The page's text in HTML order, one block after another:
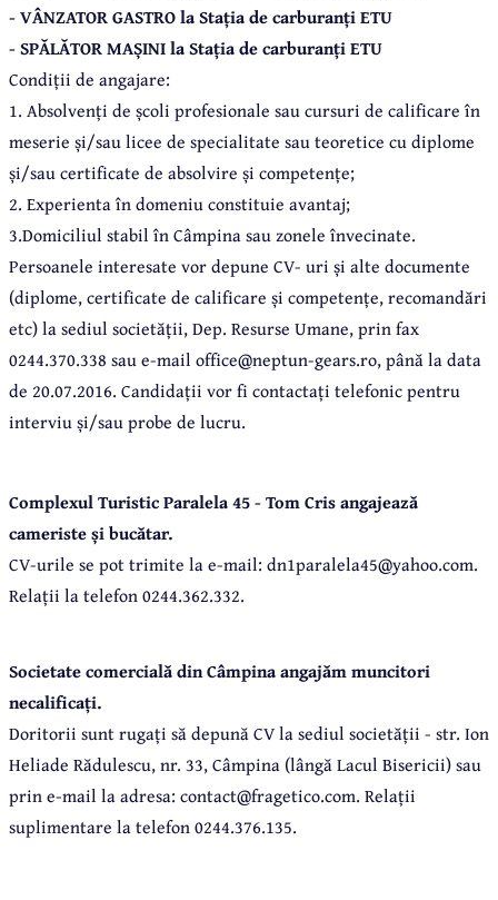
- VÂNZATOR GASTRO la Stația de carburanți ETU
- SPĂLĂTOR MAȘINI la Stația de carburanți ETU
Condiții de angajare:
1. Absolvenți de școli profesionale sau cursuri de calificare în
meserie și/sau licee de specialitate sau teoretice cu diplome
și/sau certificate de absolvire și competențe;
2. Experienta în domeniu constituie avantaj;
3.Domiciliul stabil în Câmpina sau zonele învecinate.
Persoanele interesate vor depune CV- uri și alte documente
(diplome, certificate de calificare și competențe, recomandări
etc) la sediul societății, Dep. Resurse Umane, prin fax
0244.370.338 sau e-mail office@neptun-gears.ro, până la data
de 20.07.2016. Candidații vor fi contactați telefonic pentru
interviu și/sau probe de lucru.
Complexul Turistic Paralela 45 - Tom Cris angajează
cameriste și bucătar.
CV-urile se pot trimite la e-mail: dn1paralela45@yahoo.com.
Relații la telefon 0244.362.332.
Societate comercială din Câmpina angajăm muncitori
necalificați.
Doritorii sunt rugați să depună CV la sediul societății - str. Ion
Heliade Rădulescu, nr. 33, Câmpina (lângă Lacul Bisericii) sau
prin e-mail la adresa: contact@fragetico.com. Relații
suplimentare la telefon 0244.376.135.